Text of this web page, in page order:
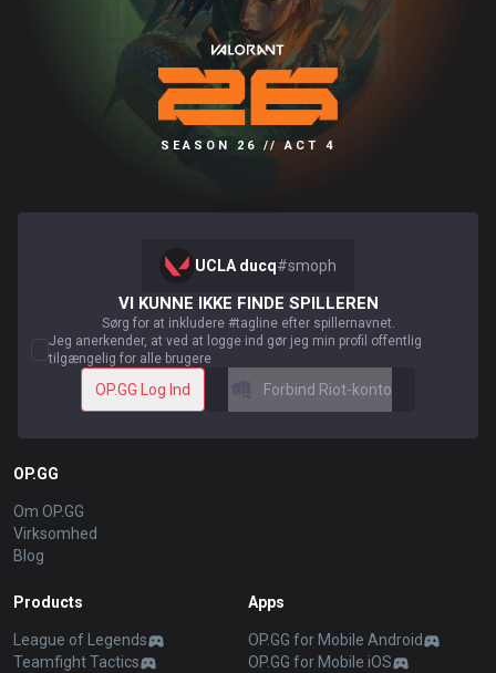
SEASON 26 // ACT 4
UCLA ducq#smoph
VI KUNNE IKKE FINDE SPILLEREN
Sørg for at inkludere #tagline efter spillernavnet.
Jeg anerkender, at ved at logge ind gør jeg min profil offentlig
tilgængelig for alle brugere
OP.GG Log Ind Forbind Riot-konto
OP.GG
Om OP.GG
Virksomhed
Blog
Products
League of Legends
Teamfight Tactics
Apps
OP.GG for Mobile Android
OP.GG for Mobile iOS